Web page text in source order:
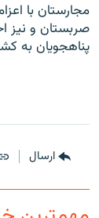
زبان‌های دیگر
مجارستان با
صربستان و نیز
پناهجویان به
ارسال